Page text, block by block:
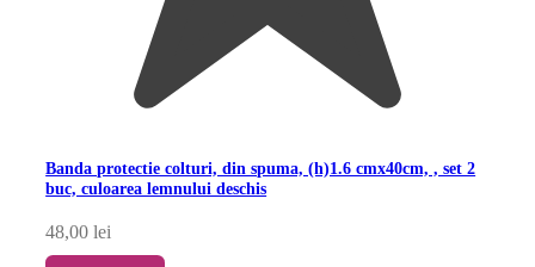
Banda protectie colturi, din spuma, (h)1.6 cmx40cm, , set 2
buc, culoarea lemnului deschis
48,00lei